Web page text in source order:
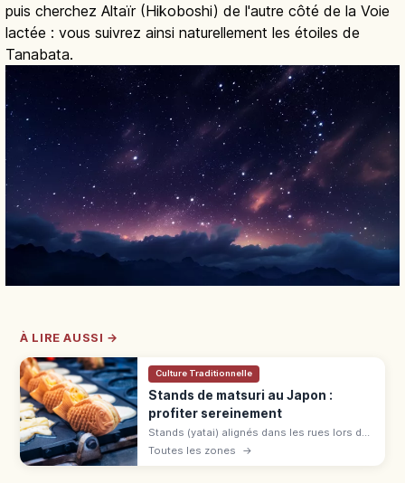
puis cherchez Altaïr (Hikoboshi) de l'autre côté de la Voie
lactée : vous suivrez ainsi naturellement les étoiles de
Tanabata.
À LIRE AUSSI →
Culture Traditionnelle
Stands de matsuri au Japon :
profiter sereinement
Stands (yatai) alignés dans les rues lors des
matsuri japonais du printemps à l'automne :
Toutes les zones →